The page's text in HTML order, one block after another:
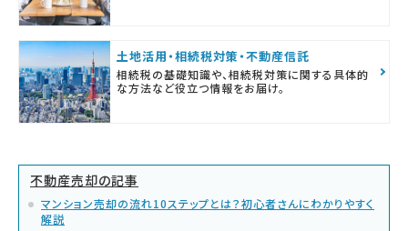
土地活用・相続税対策・不動産信託
相続税の基礎知識や、相続税対策に関する具体的
な方法など役立つ情報をお届け。
不動産売却の記事
マンション売却の流れ10ステップとは？初心者さんにわかりやすく
解説